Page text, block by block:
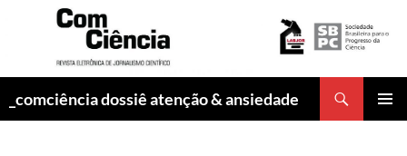
_comciência dossiê atenção & ansiedade